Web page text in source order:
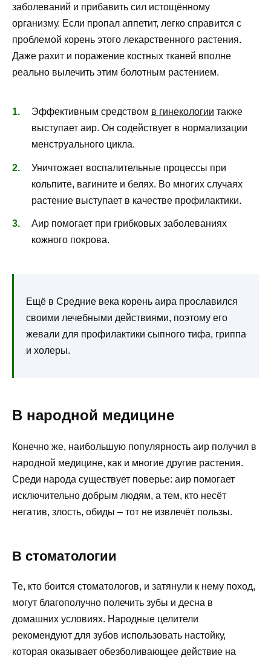
заболеваний и прибавить сил истощённому
организму. Если пропал аппетит, легко справится с
проблемой корень этого лекарственного растения.
Даже рахит и поражение костных тканей вполне
реально вылечить этим болотным растением.
Эффективным средством в гинекологии также
выступает аир. Он содействует в нормализации
менструального цикла.
Уничтожает воспалительные процессы при
кольпите, вагините и белях. Во многих случаях
растение выступает в качестве профилактики.
Аир помогает при грибковых заболеваниях
кожного покрова.
Ещё в Средние века корень аира прославился
своими лечебными действиями, поэтому его
жевали для профилактики сыпного тифа, гриппа
и холеры.
В народной медицине
Конечно же, наибольшую популярность аир получил в
народной медицине, как и многие другие растения.
Среди народа существует поверье: аир помогает
исключительно добрым людям, а тем, кто несёт
негатив, злость, обиды – тот не извлечёт пользы.
В стоматологии
Те, кто боится стоматологов, и затянули к нему поход,
могут благополучно полечить зубы и десна в
домашних условиях. Народные целители
рекомендуют для зубов использовать настойку,
которая оказывает обезболивающее действие на